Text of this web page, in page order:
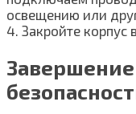
освещению или
4. Закройте корпус